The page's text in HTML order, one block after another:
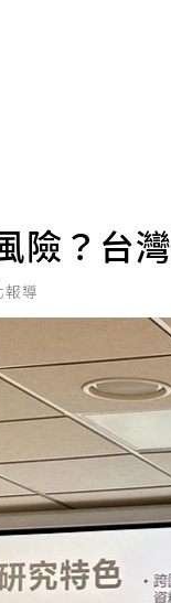
險？台
導